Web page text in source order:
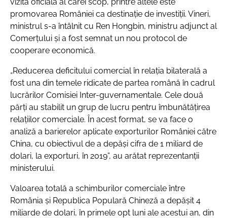
promovarea României ca destinație de investiții. Vineri,
ministrul s-a întâlnit cu Ren Hongbin, ministru adjunct al
Comerțului și a fost semnat un nou protocol de
cooperare economică.
„Reducerea deficitului comercial în relația bilaterală a
fost una din temele ridicate de partea română în cadrul
lucrărilor Comisiei Inter-guvernamentale. Cele două
părți au stabilit un grup de lucru pentru îmbunătățirea
relațiilor comerciale. În acest format, se va face o
analiză a barierelor aplicate exporturilor României către
China, cu obiectivul de a depăși cifra de 1 miliard de
dolari, la exporturi, în 2019”, au arătat reprezentanții
ministerului.
Valoarea totală a schimburilor comerciale între
România și Republica Populară Chineză a depășit 4
miliarde de dolari, în primele opt luni ale acestui an, din